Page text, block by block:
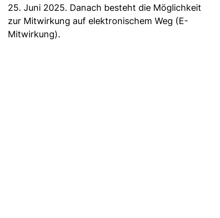
25. Juni 2025. Danach besteht die Möglichkeit
zur Mitwirkung auf elektronischem Weg (E-
Mitwirkung).